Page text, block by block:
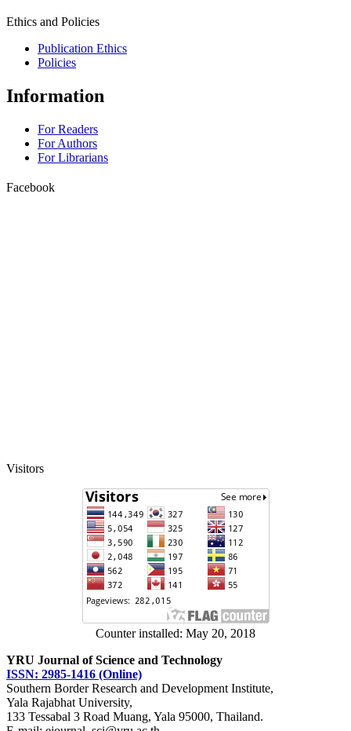
Ethics and Policies
Publication Ethics
Policies
Information
For Readers
For Authors
For Librarians
Facebook
Visitors
Counter installed: May 20, 2018
YRU Journal of Science and Technology
ISSN: 2985-1416 (Online)
Southern Border Research and Development Institute,
Yala Rajabhat University,
133 Tessabal 3 Road Muang, Yala 95000, Thailand.